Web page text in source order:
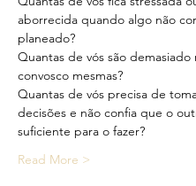
aborrecida quando algo não
planeado?
Quantas de vós são demasiado
convosco mesmas?
Quantas de vós precisa de
decisões e não confia que o
suficiente para o fazer?
Read More >